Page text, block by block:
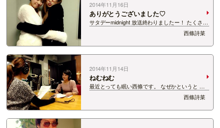
2014年11月16日
ありがとうございました♡
サタデーmidnight 放送終わりましたー！ たくさん
のメッセージもいただき 励みになりました(*^^*)
本当はもっとご紹介したかったんですが 1時間は
あっという間ですね… お付き合いいただいたみな
さん、 ありがとう…
西條詩菜
2014年11月14日
ねむねむ
最近とっても眠い西條です。 なぜかというと こ
こ数日間、あす放送の サタナビ Mid Nightに向け
て 夜の特別レッスンに励んでいるからです！ お
相手は さりなとしいなの新人コンビです。 深夜
の生放送… …
西條詩菜